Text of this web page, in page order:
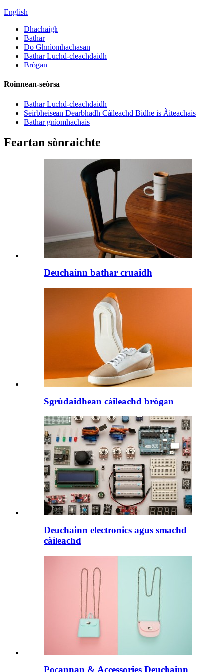
English
Dhachaigh
Bathar
Do Ghnìomhachasan
Bathar Luchd-cleachdaidh
Brògan
Roinnean-seòrsa
Bathar Luchd-cleachdaidh
Seirbheisean Dearbhadh Càileachd Bidhe is Àiteachais
Bathar gnìomhachais
Feartan sònraichte
Deuchainn bathar cruaidh
Sgrùdaidhean càileachd brògan
Deuchainn electronics agus smachd
càileachd
Pocannan & Accessories Deuchainn